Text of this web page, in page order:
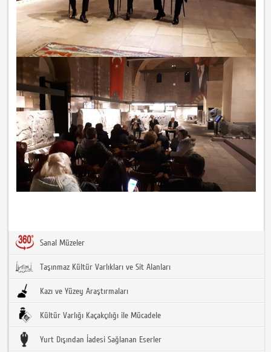
Sanal Müzeler
Taşınmaz Kültür Varlıkları ve Sit Alanları
Kazı ve Yüzey Araştırmaları
Kültür Varlığı Kaçakçılığı ile Mücadele
Yurt Dışından İadesi Sağlanan Eserler